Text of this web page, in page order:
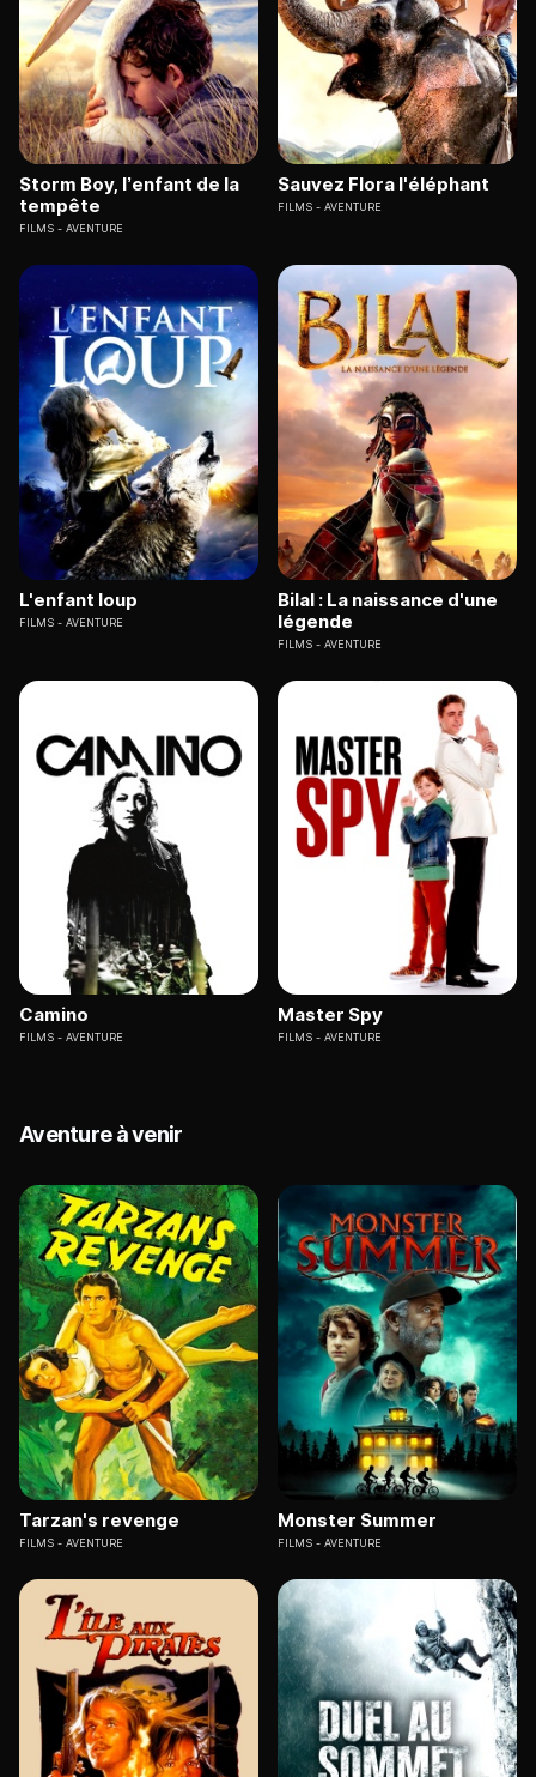
Storm Boy, l’enfant de la
tempête
FILMS AVENTURE
Sauvez Flora l'éléphant
FILMS AVENTURE
L'enfant loup
FILMS AVENTURE
Bilal : La naissance d'une
légende
FILMS AVENTURE
Camino
FILMS AVENTURE
Master Spy
FILMS AVENTURE
Aventure à venir
Tarzan's revenge
FILMS AVENTURE
Monster Summer
FILMS AVENTURE